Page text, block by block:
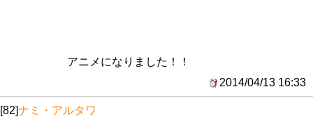
アニメになりました！！
2014/04/13 16:33
[82]ナミ・アルタワ